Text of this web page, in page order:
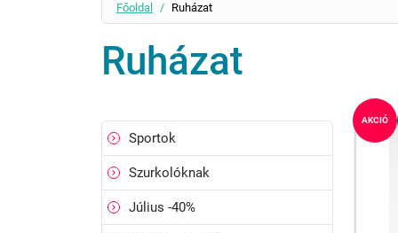
Főoldal Ruházat
Ruházat
Sportok
Szurkolóknak
Július -40%
AKCIÓ